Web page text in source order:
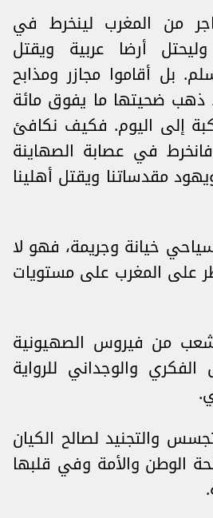
من المغرب لينخرط في
أرضا عربية ويقتل
بل أقاموا مجازر ومذابح
ضحيتها ما يفوق مائة
إلى اليوم. فكيف نكافئ
في عصابة الصهاينة
مقدساتنا ويقتل أهلينا
خيانة وجريمة، فهو لا
على المغرب على مستويات
من فيروس الصهيونية
والوجداني للرواية
والتجنيد لصالح الكيان
الوطن والأمة وفي قلبها